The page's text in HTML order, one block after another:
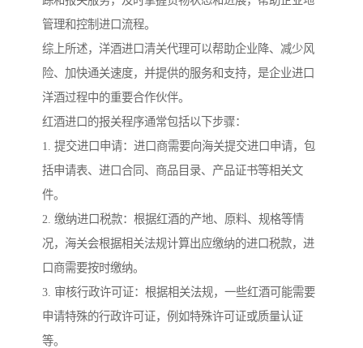
管理和控制进口流程。
综上所述，洋酒进口清关代理可以帮助企业降、减少风
险、加快通关速度，并提供的服务和支持，是企业进口
洋酒过程中的重要合作伙伴。
红酒进口的报关程序通常包括以下步骤：
1. 提交进口申请：进口商需要向海关提交进口申请，包
括申请表、进口合同、商品目录、产品证书等相关文
件。
2. 缴纳进口税款：根据红酒的产地、原料、规格等情
况，海关会根据相关法规计算出应缴纳的进口税款，进
口商需要按时缴纳。
3. 审核行政许可证：根据相关法规，一些红酒可能需要
申请特殊的行政许可证，例如特殊许可证或质量认证
等。